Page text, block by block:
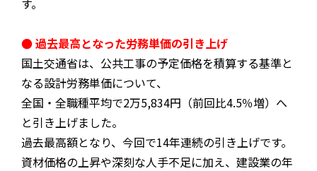
● 過去最高となった労務単価の引き上げ
国土交通省は、公共工事の予定価格を積算する基準と
なる設計労務単価について、
全国・全職種平均で2万5,834円（前回比4.5％増）へ
と引き上げました。
過去最高額となり、今回で14年連続の引き上げです。
資材価格の上昇や深刻な人手不足に加え、建設業の年